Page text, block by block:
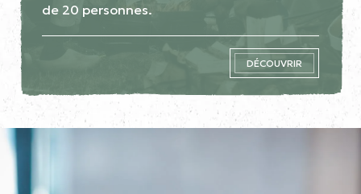
de 20 personnes.
DÉCOUVRIR